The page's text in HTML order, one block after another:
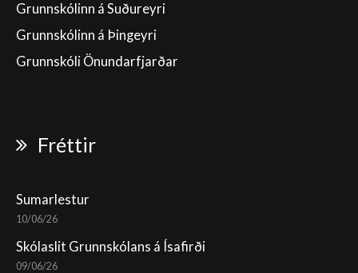
Grunnskólinn á Suðureyri
Grunnskólinn á Þingeyri
Grunnskóli Önundarfjarðar
Fréttir
Sumarlestur
10/06/26
Skólaslit Grunnskólans á Ísafirði
09/06/26